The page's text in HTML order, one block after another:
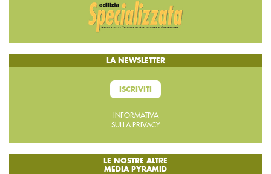
LA NEWSLETTER
ISCRIVITI
INFORMATIVA
SULLA PRIVACY
LE NOSTRE ALTRE
MEDIA PYRAMID